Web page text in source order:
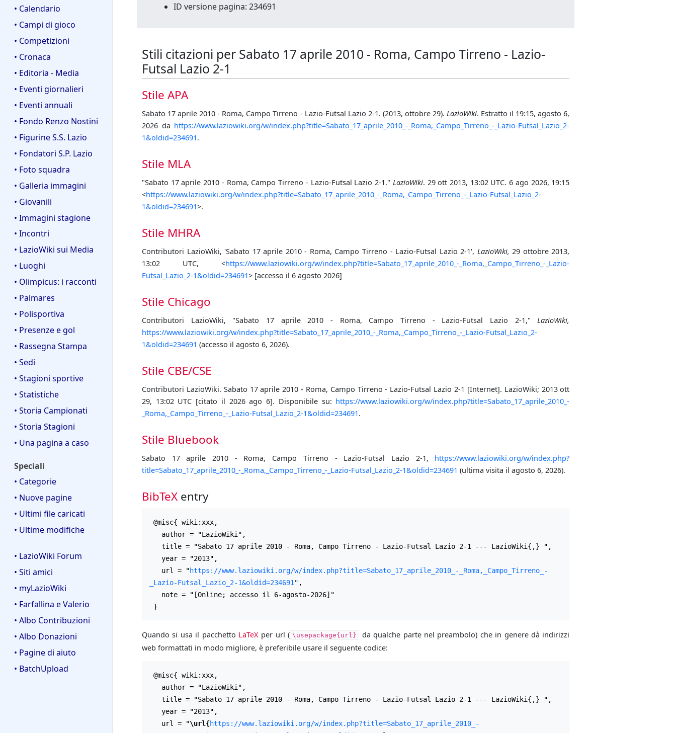
• Calendario
• Campi di gioco
• Competizioni
• Cronaca
• Editoria - Media
• Eventi giornalieri
• Eventi annuali
• Fondo Renzo Nostini
• Figurine S.S. Lazio
• Fondatori S.P. Lazio
• Foto squadra
• Galleria immagini
• Giovanili
• Immagini stagione
• Incontri
• LazioWiki sui Media
• Luoghi
• Olimpicus: i racconti
• Palmares
• Polisportiva
• Presenze e gol
• Rassegna Stampa
• Sedi
• Stagioni sportive
• Statistiche
• Storia Campionati
• Storia Stagioni
• Una pagina a caso
Speciali
• Categorie
• Nuove pagine
• Ultimi file caricati
• Ultime modifiche
• LazioWiki Forum
• Siti amici
• myLazioWiki
• Farfallina e Valerio
• Albo Contribuzioni
• Albo Donazioni
• Pagine di aiuto
• BatchUpload
ID versione pagina: 234691
Stili citazioni per Sabato 17 aprile 2010 - Roma, Campo Tirreno - Lazio-
Futsal Lazio 2-1
Stile APA
Sabato 17 aprile 2010 - Roma, Campo Tirreno - Lazio-Futsal Lazio 2-1. (2013, ottobre 29).LazioWiki. Estratto il 19:15, agosto 6,
2026 da https://www.laziowiki.org/w/index.php?title=Sabato_17_aprile_2010_-_Roma,_Campo_Tirreno_-_Lazio-Futsal_Lazio_2-
1&oldid=234691.
Stile MLA
"Sabato 17 aprile 2010 - Roma, Campo Tirreno - Lazio-Futsal Lazio 2-1." LazioWiki. 29 ott 2013, 13:02 UTC. 6 ago 2026, 19:15
<https://www.laziowiki.org/w/index.php?title=Sabato_17_aprile_2010_-_Roma,_Campo_Tirreno_-_Lazio-Futsal_Lazio_2-
1&oldid=234691>.
Stile MHRA
Contributori LazioWiki, 'Sabato 17 aprile 2010 - Roma, Campo Tirreno - Lazio-Futsal Lazio 2-1', LazioWiki, 29 ottobre 2013,
13:02 UTC, <https://www.laziowiki.org/w/index.php?title=Sabato_17_aprile_2010_-_Roma,_Campo_Tirreno_-_Lazio-
Futsal_Lazio_2-1&oldid=234691> [accesso il 6 agosto 2026]
Stile Chicago
Contributori LazioWiki, "Sabato 17 aprile 2010 - Roma, Campo Tirreno - Lazio-Futsal Lazio 2-1,"LazioWiki,
https://www.laziowiki.org/w/index.php?title=Sabato_17_aprile_2010_-_Roma,_Campo_Tirreno_-_Lazio-Futsal_Lazio_2-
1&oldid=234691 (accesso il agosto 6, 2026).
Stile CBE/CSE
Contributori LazioWiki. Sabato 17 aprile 2010 - Roma, Campo Tirreno - Lazio-Futsal Lazio 2-1 [Internet]. LazioWiki; 2013 ott
29, 13:02 UTC [citato il 2026 ago 6]. Disponibile su: https://www.laziowiki.org/w/index.php?title=Sabato_17_aprile_2010_-
_Roma,_Campo_Tirreno_-_Lazio-Futsal_Lazio_2-1&oldid=234691.
Stile Bluebook
Sabato 17 aprile 2010 - Roma, Campo Tirreno - Lazio-Futsal Lazio 2-1, https://www.laziowiki.org/w/index.php?
title=Sabato_17_aprile_2010_-_Roma,_Campo_Tirreno_-_Lazio-Futsal_Lazio_2-1&oldid=234691 (ultima visita il agosto 6, 2026).
BibTeX entry
   url = "
https://www.laziowiki.org/w/index.php?title=Sabato_17_aprile_2010_-_Roma,_Campo_Tirreno_-
_Lazio-Futsal_Lazio_2-1&oldid=234691",
Quando si usa il pacchetto LaTeX per url ( \usepackage{url}
da qualche parte nel preambolo) che in genere dà indirizzi
web formattati in modo migliore, è preferibile usare il seguente codice:
   url = "
\url{https://www.laziowiki.org/w/index.php?title=Sabato_17_aprile_2010_-